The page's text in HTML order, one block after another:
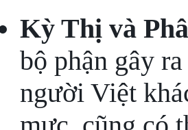
Kỳ Thị và
bộ phận gây
người Việt